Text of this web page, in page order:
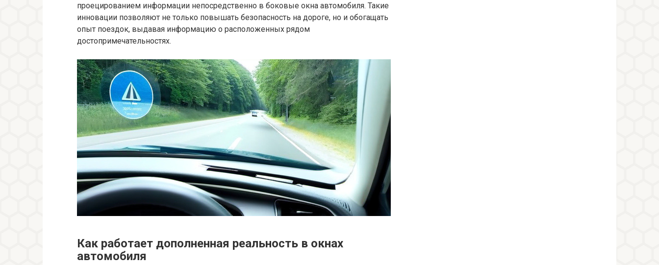
проецированием информации непосредственно в боковые окна автомобиля. Такие
инновации позволяют не только повышать безопасность на дороге, но и обогащать
опыт поездок, выдавая информацию о расположенных рядом
достопримечательностях.
Как работает дополненная реальность в окнах
автомобиля